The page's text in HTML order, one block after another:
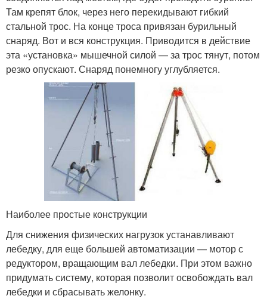
Там крепят блок, через него перекидывают гибкий
стальной трос. На конце троса привязан бурильный
снаряд. Вот и вся конструкция. Приводится в действие
эта «установка» мышечной силой — за трос тянут, потом
резко опускают. Снаряд понемногу углубляется.
Наиболее простые конструкции
Для снижения физических нагрузок устанавливают
лебедку, для еще большей автоматизации — мотор с
редуктором, вращающим вал лебедки. При этом важно
придумать систему, которая позволит освобождать вал
лебедки и сбрасывать желонку.